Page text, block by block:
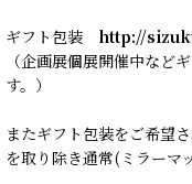
ギフト包装 http://
（企画展個展開催中など
す。）
またギフト包装をご希望
を取り除き通常(ミラーマ